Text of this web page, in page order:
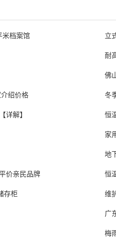
米档案馆
立
耐
佛
绍价格
冬
详解】
恒
家
地
价亲民品牌
恒
存柜
维
广
梅